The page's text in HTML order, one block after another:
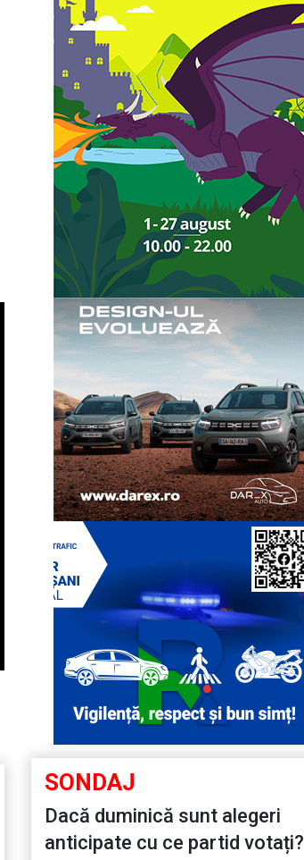
SONDAJ
Dacă duminică sunt alegeri
anticipate cu ce partid votați?